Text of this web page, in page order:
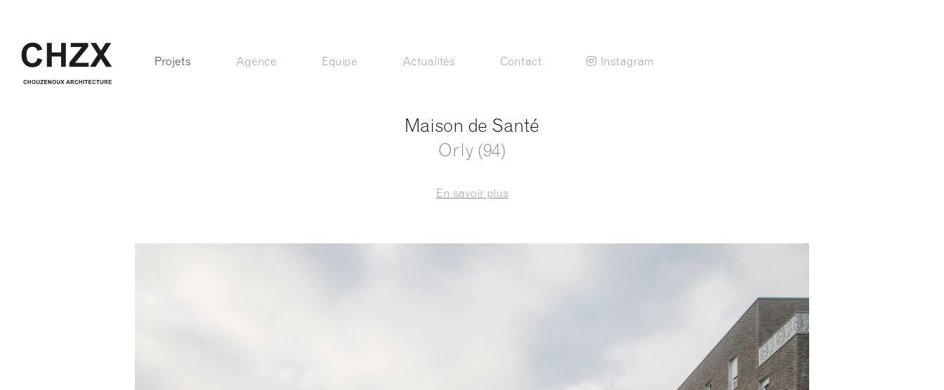
Projets Agence Equipe Actualités Contact Instagram
Maison de Santé
Orly (94)
En savoir plus